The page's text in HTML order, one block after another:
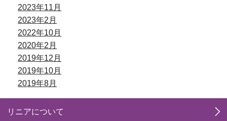
2023年11月
2023年2月
2022年10月
2020年2月
2019年12月
2019年10月
2019年8月
リニアについて